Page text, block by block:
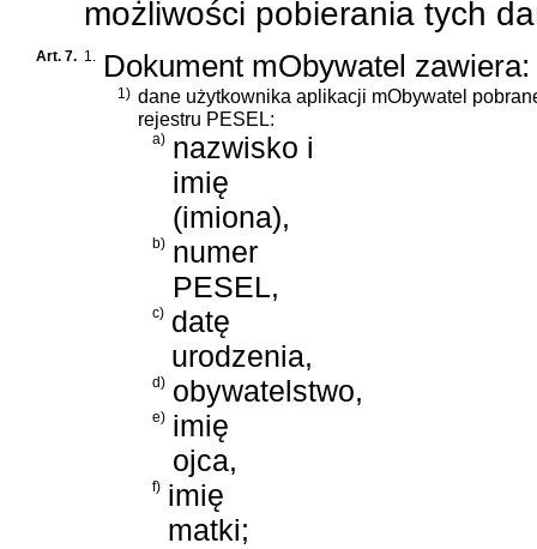
możliwości pobierania tych
Art. 7. 1. Dokument mObywatel zawiera:
1) dane użytkownika aplikacji mObywatel
rejestru PESEL:
a) nazwisko i
imię
(imiona),
b) numer
PESEL,
c) datę
urodzenia,
d) obywatelstwo,
e) imię
ojca,
f) imię
matki;